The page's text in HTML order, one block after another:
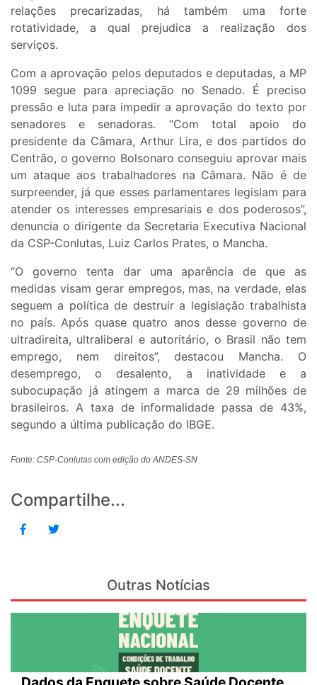
relações precarizadas, há também uma forte
rotatividade, a qual prejudica a realização dos
serviços.
Com a aprovação pelos deputados e deputadas, a MP
1099 segue para apreciação no Senado. É preciso
pressão e luta para impedir a aprovação do texto por
senadores e senadoras. “Com total apoio do
presidente da Câmara, Arthur Lira, e dos partidos do
Centrão, o governo Bolsonaro conseguiu aprovar mais
um ataque aos trabalhadores na Câmara. Não é de
surpreender, já que esses parlamentares legislam para
atender os interesses empresariais e dos poderosos”,
denuncia o dirigente da Secretaria Executiva Nacional
da CSP-Conlutas, Luiz Carlos Prates, o Mancha.
“O governo tenta dar uma aparência de que as
medidas visam gerar empregos, mas, na verdade, elas
seguem a política de destruir a legislação trabalhista
no país. Após quase quatro anos desse governo de
ultradireita, ultraliberal e autoritário, o Brasil não tem
emprego, nem direitos”, destacou Mancha. O
desemprego, o desalento, a inatividade e a
subocupação já atingem a marca de 29 milhões de
brasileiros. A taxa de informalidade passa de 43%,
segundo a última publicação do IBGE.
Fonte: CSP-Conlutas com edição do ANDES-SN
Compartilhe...
Outras Notícias